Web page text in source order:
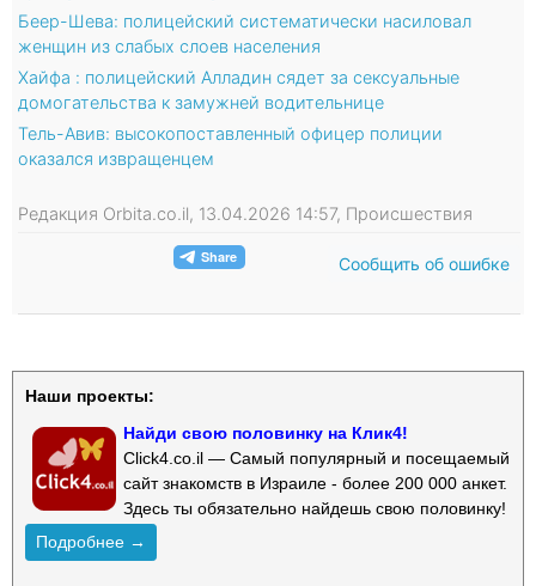
Беер-Шева: полицейский систематически насиловал
женщин из слабых слоев населения
Хайфа : полицейский Алладин сядет за сексуальные
домогательства к замужней водительнице
Тель-Авив: высокопоставленный офицер полиции
оказался извращенцем
Редакция Orbita.co.il, 13.04.2026 14:57, Происшествия
Сообщить об ошибке
Наши проекты:
Найди свою половинку на Клик4!
Click4.co.il — Самый популярный и посещаемый
сайт знакомств в Израиле - более 200 000 анкет.
Здесь ты обязательно найдешь свою половинку!
Подробнее →